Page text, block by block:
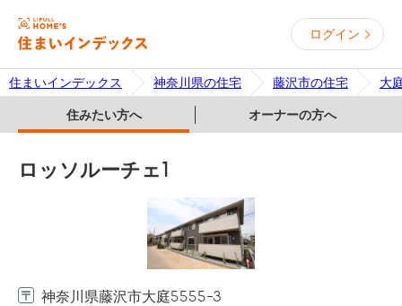
ログイン
住まいインデックス 神奈川県の住宅 藤沢市の住宅 大
住みたい方へ オーナーの方へ
ロッソルーチェ1
神奈川県藤沢市大庭5555-3